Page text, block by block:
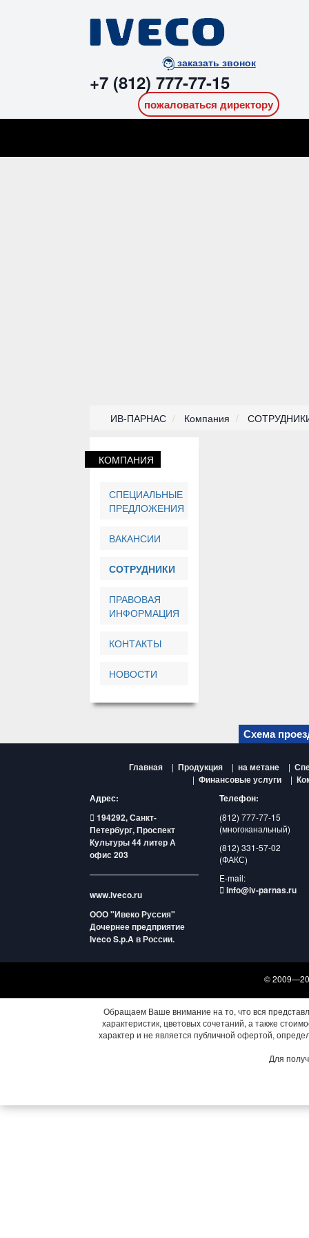
заказать звонок
+7 (812) 777-77-15
пожаловаться директору
ИВ-ПАРНАС Компания
КОМПАНИЯ
СПЕЦИАЛЬНЫЕ
ПРЕДЛОЖЕНИЯ
ВАКАНСИИ
СОТРУДНИКИ
ПРАВОВАЯ
ИНФОРМАЦИЯ
КОНТАКТЫ
НОВОСТИ
Схема
Главная | Продукция | на метане |
| Финансовые услуги |
Адрес:
194292, Санкт-
Петербург, Проспект
Культуры 44 литер А
офис 203
www.iveco.ru
ООО "Ивеко Руссия"
Дочернее предприятие
Iveco S.p.A в России.
Телефон:
(812) 777-77-15
(многоканальный)
(812) 331-57-02
(ФАКС)
E-mail:
info@iv-parnas.ru
©
Обращаем Ваше внимание на то, что вся
характеристик, цветовых сочетаний, а также
характер и не является публичной офертой,
Для